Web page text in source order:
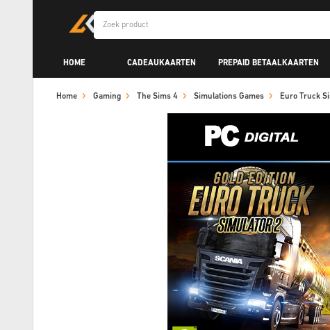
HOME CADEAUKAARTEN PREPAID BETAALKAARTEN
Home Gaming The Sims 4 Simulations Games Euro Truck